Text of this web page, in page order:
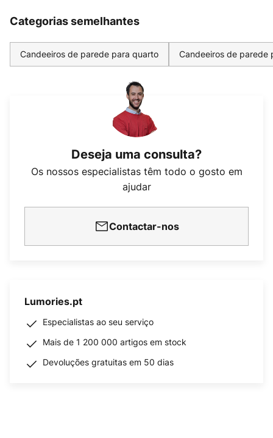
Categorias semelhantes
Candeeiros de parede para quarto Candeeiros de parede
Deseja uma consulta?
Os nossos especialistas têm todo o gosto em
ajudar
Contactar-nos
Lumories.pt
Especialistas ao seu serviço
Mais de 1 200 000 artigos em stock
Devoluções gratuitas em 50 dias